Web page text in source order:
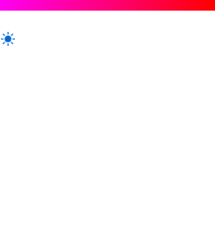
Переключить светлую/тёмную тему